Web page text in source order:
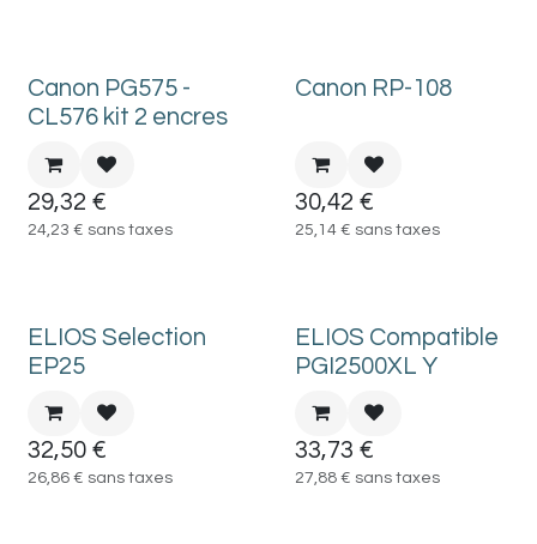
Canon PG575 -
CL576 kit 2 encres
29,32 €
24,23 € sans taxes
Canon RP-108
30,42 €
25,14€ sans taxes
ELIOS Selection
EP25
32,50 €
26,86 € sans taxes
ELIOS Compatible
PGI2500XL Y
33,73 €
27,88€ sans taxes